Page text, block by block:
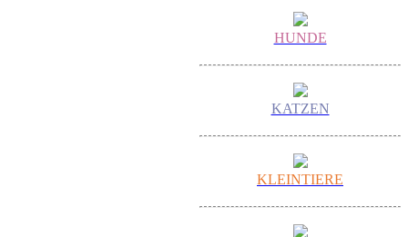
HUNDE
KATZEN
KLEINTIERE